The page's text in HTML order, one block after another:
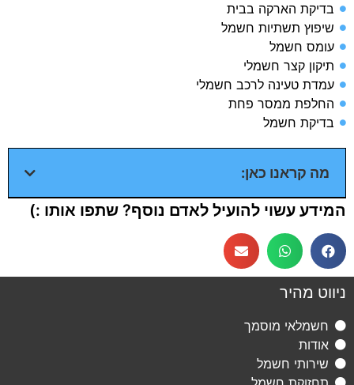
בדיקת הארקה בבית​
שיפוץ תשתיות חשמל​
עומס חשמל​
תיקון קצר חשמלי​
עמדת טעינה לרכב חשמלי​
החלפת ממסר פחת​
בדיקת חשמל​
מה קראנו כאן:
המידע עשוי להועיל לאדם נוסף? שתפו אותו :)
ניווט מהיר
חשמלאי מוסמך
אודות
שירותי חשמל